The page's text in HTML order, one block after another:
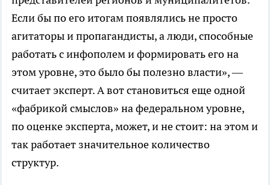
Если бы по его итогам появлялись не просто
агитаторы и пропагандисты, а люди, способные
работать с инфополем и формировать его на
этом уровне, это было бы полезно власти», —
считает эксперт. А вот становиться еще одной
«фабрикой смыслов» на федеральном уровне,
по оценке эксперта, может, и не стоит: на этом и
так работает значительное количество
структур.